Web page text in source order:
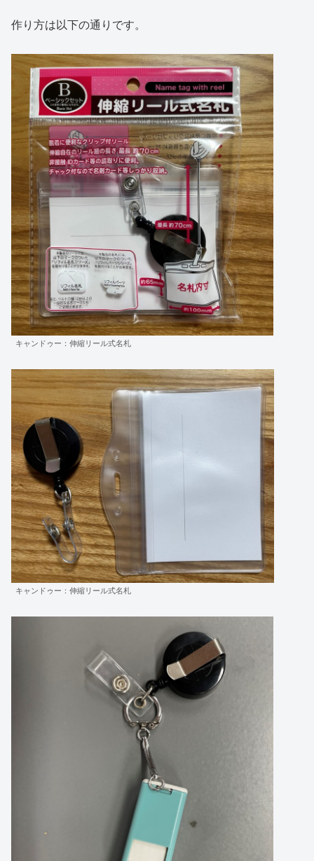
作り方は以下の通りです。
キャンドゥー：伸縮リール式名札
キャンドゥー：伸縮リール式名札